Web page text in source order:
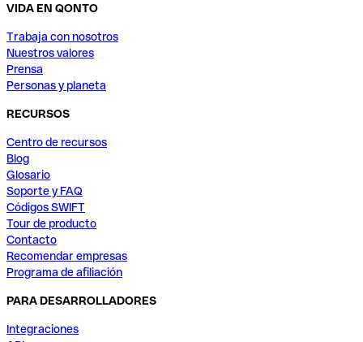
VIDA EN QONTO
Trabaja con nosotros
Nuestros valores
Prensa
Personas y planeta
RECURSOS
Centro de recursos
Blog
Glosario
Soporte y FAQ
Códigos SWIFT
Tour de producto
Contacto
Recomendar empresas
Programa de afiliación
PARA DESARROLLADORES
Integraciones